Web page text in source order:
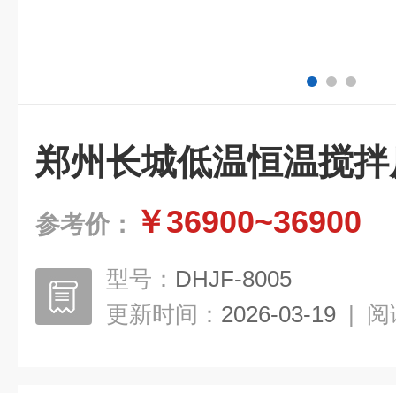
郑州长城低温恒温搅
参考价： ￥36900~36900
型号： DHJF-8005
更新时间： 2026-03-19 | 阅